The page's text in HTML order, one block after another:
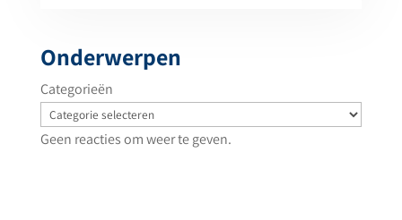
Onderwerpen
Categorieën
Geen reacties om weer te geven.